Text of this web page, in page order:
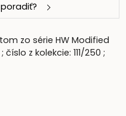
zo série HW Modified
číslo z kolekcie: 111/250 ;